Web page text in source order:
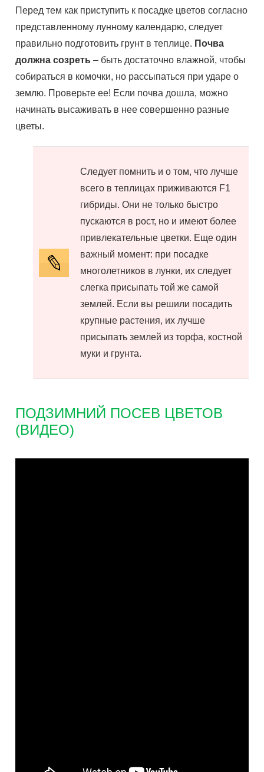
Перед тем как приступить к посадке цветов согласно
представленному лунному календарю, следует
правильно подготовить грунт в теплице. Почва
должна созреть – быть достаточно влажной, чтобы
собираться в комочки, но рассыпаться при ударе о
землю. Проверьте ее! Если почва дошла, можно
начинать высаживать в нее совершенно разные
цветы.
Следует помнить и о том, что лучше
всего в теплицах приживаются F1
гибриды. Они не только быстро
пускаются в рост, но и имеют более
привлекательные цветки. Еще один
важный момент: при посадке
многолетников в лунки, их следует
слегка присыпать той же самой
землей. Если вы решили посадить
крупные растения, их лучше
присыпать землей из торфа, костной
муки и грунта.
ПОДЗИМНИЙ ПОСЕВ ЦВЕТОВ
(ВИДЕО)